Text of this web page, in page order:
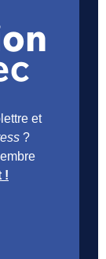
et
?
!